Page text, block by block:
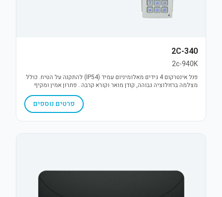
2C-340
2c-940K
פנל אינטרקום 4 גידים מאלומיניום עמיד (IP54) להתקנה על הטיח. כולל
מצלמה ברזולוציה גבוהה, קודן מואר וקורא קרבה . פתרון אמין ומקיף
פרטים נוספים